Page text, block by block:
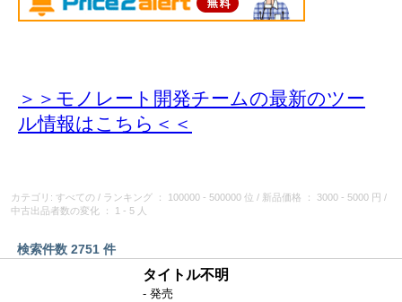
＞＞モノレート開発チームの最新のツー
ル情報はこちら＜＜
カテゴリ: すべての / ランキング ： 100000 - 500000 位 / 新品価格 ： 3000 - 5000 円
/
中古出品者数の変化
： 1 - 5 人
検索件数 2751 件
タイトル不明
- 発売